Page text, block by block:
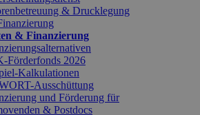
& Drucklegung
& Finanzierung
Förderfonds 2026
Kalkulationen
Ausschüttung
und Förderung für
& Postdocs